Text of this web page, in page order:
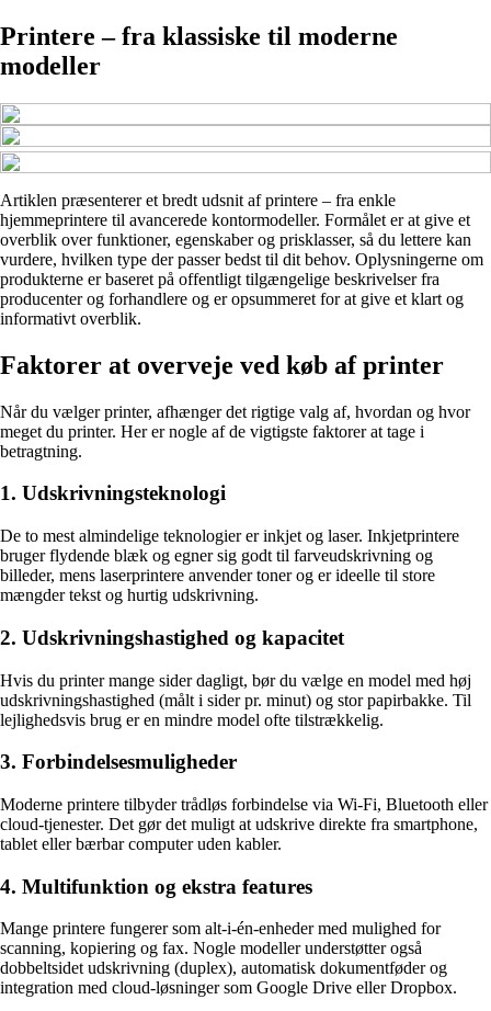
Printere – fra klassiske til moderne
modeller
Artiklen præsenterer et bredt udsnit af printere – fra enkle
hjemmeprintere til avancerede kontormodeller. Formålet er at give et
overblik over funktioner, egenskaber og prisklasser, så du lettere kan
vurdere, hvilken type der passer bedst til dit behov. Oplysningerne om
produkterne er baseret på offentligt tilgængelige beskrivelser fra
producenter og forhandlere og er opsummeret for at give et klart og
informativt overblik.
Faktorer at overveje ved køb af printer
Når du vælger printer, afhænger det rigtige valg af, hvordan og hvor
meget du printer. Her er nogle af de vigtigste faktorer at tage i
betragtning.
1. Udskrivningsteknologi
De to mest almindelige teknologier er inkjet og laser. Inkjetprintere
bruger flydende blæk og egner sig godt til farveudskrivning og
billeder, mens laserprintere anvender toner og er ideelle til store
mængder tekst og hurtig udskrivning.
2. Udskrivningshastighed og kapacitet
Hvis du printer mange sider dagligt, bør du vælge en model med høj
udskrivningshastighed (målt i sider pr. minut) og stor papirbakke. Til
lejlighedsvis brug er en mindre model ofte tilstrækkelig.
3. Forbindelsesmuligheder
Moderne printere tilbyder trådløs forbindelse via Wi-Fi, Bluetooth eller
cloud-tjenester. Det gør det muligt at udskrive direkte fra smartphone,
tablet eller bærbar computer uden kabler.
4. Multifunktion og ekstra features
Mange printere fungerer som alt-i-én-enheder med mulighed for
scanning, kopiering og fax. Nogle modeller understøtter også
dobbeltsidet udskrivning (duplex), automatisk dokumentføder og
integration med cloud-løsninger som Google Drive eller Dropbox.